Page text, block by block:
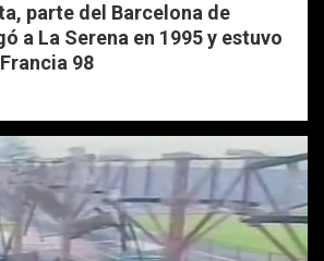
parte del Barcelona de
a La Serena en 1995 y estuvo
98